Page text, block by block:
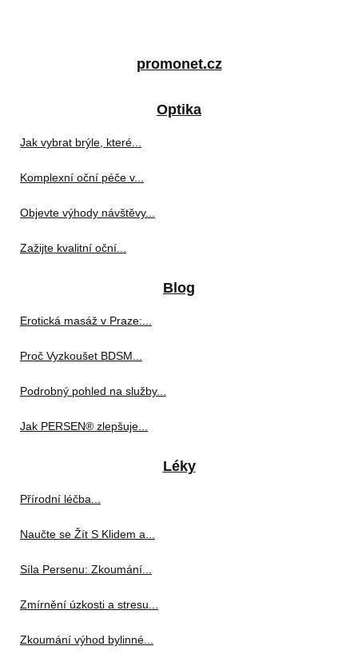
promonet.cz
Optika
Jak vybrat brýle, které...
Komplexní oční péče v...
Objevte výhody návštěvy...
Zažijte kvalitní oční...
Blog
Erotická masáž v Praze:...
Proč Vyzkoušet BDSM...
Podrobný pohled na služby...
Jak PERSEN® zlepšuje...
Léky
Přírodní léčba...
Naučte se Žít S Klidem a...
Síla Persenu: Zkoumání...
Zmírnění úzkosti a stresu...
Zkoumání výhod bylinné...